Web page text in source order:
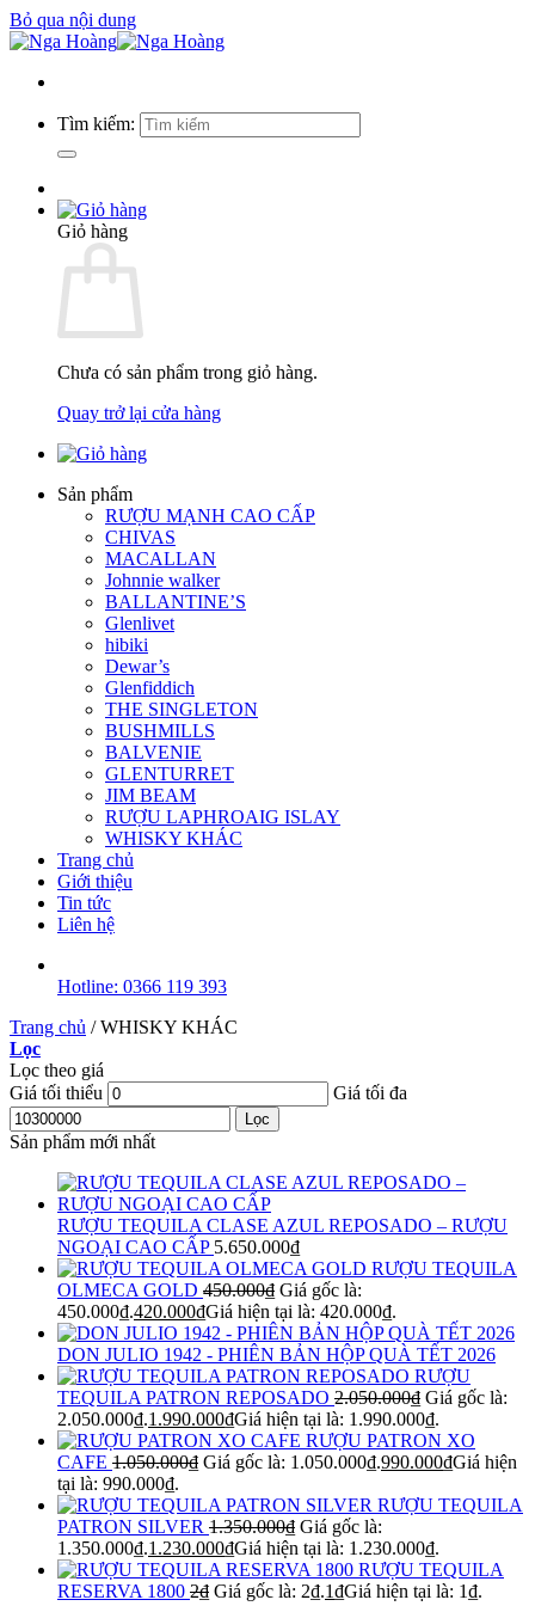
Bỏ qua nội dung
Tìm kiếm:
Giỏ hàng
Chưa có sản phẩm trong giỏ hàng.
Quay trở lại cửa hàng
Sản phẩm
RƯỢU MẠNH CAO CẤP
CHIVAS
MACALLAN
Johnnie walker
BALLANTINE’S
Glenlivet
hibiki
Dewar’s
Glenfiddich
THE SINGLETON
BUSHMILLS
BALVENIE
GLENTURRET
JIM BEAM
RƯỢU LAPHROAIG ISLAY
WHISKY KHÁC
Trang chủ
Giới thiệu
Tin tức
Liên hệ
Hotline: 0366 119 393
Trang chủ /WHISKY KHÁC
Lọc
Lọc theo giá
Giá tối thiểu
Giá tối đa
Lọc
Sản phẩm mới nhất
RƯỢU TEQUILA CLASE AZUL REPOSADO – RƯỢU
NGOẠI CAO CẤP 5.650.000₫
RƯỢU TEQUILA
OLMECA GOLD 450.000₫ Giá gốc là:
450.000₫.420.000₫Giá hiện tại là: 420.000₫.
DON JULIO 1942 - PHIÊN BẢN HỘP QUÀ TẾT 2026
RƯỢU
TEQUILA PATRON REPOSADO 2.050.000₫ Giá gốc là:
2.050.000₫.1.990.000₫Giá hiện tại là: 1.990.000₫.
RƯỢU PATRON XO
CAFE 1.050.000₫ Giá gốc là: 1.050.000₫.990.000₫Giá hiện
tại là: 990.000₫.
RƯỢU TEQUILA
PATRON SILVER 1.350.000₫ Giá gốc là:
1.350.000₫.1.230.000₫Giá hiện tại là: 1.230.000₫.
RƯỢU TEQUILA
RESERVA 1800 2₫ Giá gốc là: 2₫.1₫Giá hiện tại là: 1₫.